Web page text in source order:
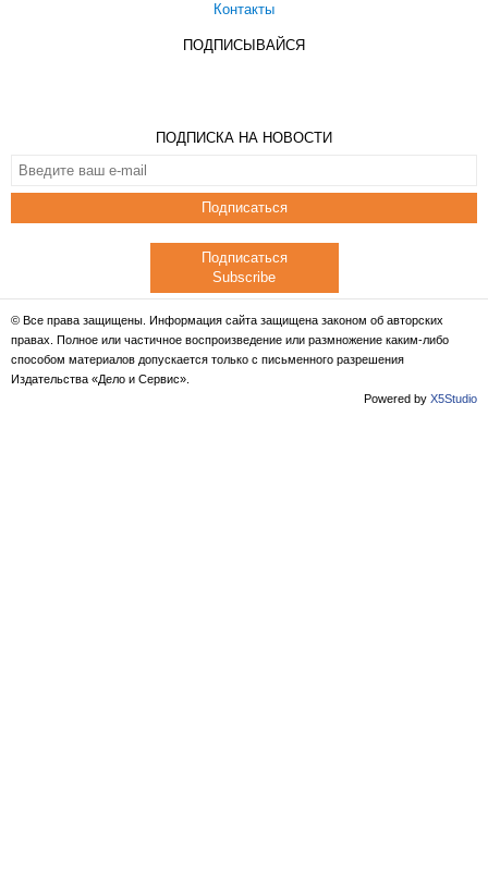
Контакты
ПОДПИСЫВАЙСЯ
ПОДПИСКА НА НОВОСТИ
Подписаться
Подписаться
Subscribe
© Все права защищены. Информация сайта защищена законом об авторских
правах. Полное или частичное воспроизведение или размножение каким-либо
способом материалов допускается только с письменного разрешения
Издательства «Дело и Сервис».
Powered by X5Studio